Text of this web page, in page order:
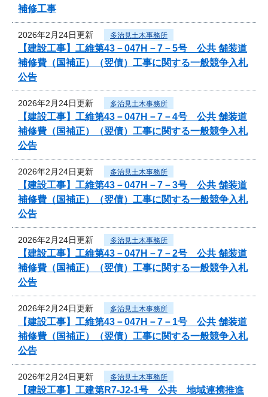
補修工事
2026年2月24日更新 多治見土木事務所
【建設工事】工維第43－047H－7－5号 公共 舗装道
補修費（国補正）（翌債）工事に関する一般競争入札
公告
2026年2月24日更新 多治見土木事務所
【建設工事】工維第43－047H－7－4号 公共 舗装道
補修費（国補正）（翌債）工事に関する一般競争入札
公告
2026年2月24日更新 多治見土木事務所
【建設工事】工維第43－047H－7－3号 公共 舗装道
補修費（国補正）（翌債）工事に関する一般競争入札
公告
2026年2月24日更新 多治見土木事務所
【建設工事】工維第43－047H－7－2号 公共 舗装道
補修費（国補正）（翌債）工事に関する一般競争入札
公告
2026年2月24日更新 多治見土木事務所
【建設工事】工維第43－047H－7－1号 公共 舗装道
補修費（国補正）（翌債）工事に関する一般競争入札
公告
2026年2月24日更新 多治見土木事務所
【建設工事】工建第R7-J2-1号 公共 地域連携推進